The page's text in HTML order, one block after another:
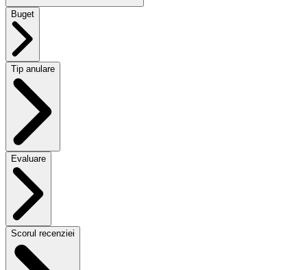
Buget
Tip anulare
Evaluare
Scorul recenziei